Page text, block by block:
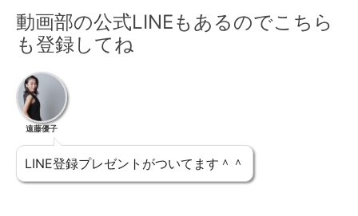
動画部の公式LINEもあるのでこちら
も登録してね
遠藤優子
LINE登録プレゼントがついてます＾＾